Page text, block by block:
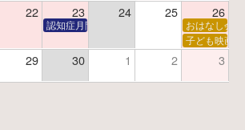
22 23 24 25 26
宙を感じるクラシック
認知症月間 特別映画会「調査屋マオさんの恋
おはなし会
子ども映画会
29 30 1 2 3